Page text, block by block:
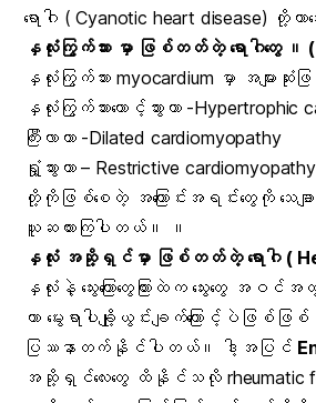
ရောဂါ ( Cyanotic heart disease) တို့ဟာ
နှလုံးကြွက်သား မှာ ဖြစ်တတ်တဲ့ ရောဂါတွေ ။ (
နှလုံးကြွက်သား myocardium မှာ အများဆုံ
နှလုံးကြွက်သားတောင့်သွားတာ -Hypertrophic
ကြီးလာတာ -Dilated cardiomyopathy
ရှုံ့သွားတာ – Restrictive
တို့ကိုဖြစ်စေတဲ့ အကြောင်းအရင်းတွေကို သေ
ယူဆထားကြပါတယ်။ ။
နှလုံး အဆို့ရှင်မှာ ဖြစ်တတ်တဲ့ ရောဂါ (
နှလုံးနဲ့ သွေးကြောတွေကြားထဲက သွေး
ဟာ မွေးရာပါချို့ယွင်းချက်ကြောင့်ပဲဖြ
ပြဿနာတက်နိုင်ပါတယ်။ ဒါ့အပြင်
အဆို့ရှင်လေးတွေ ထိနိုင်သလို rheumatic